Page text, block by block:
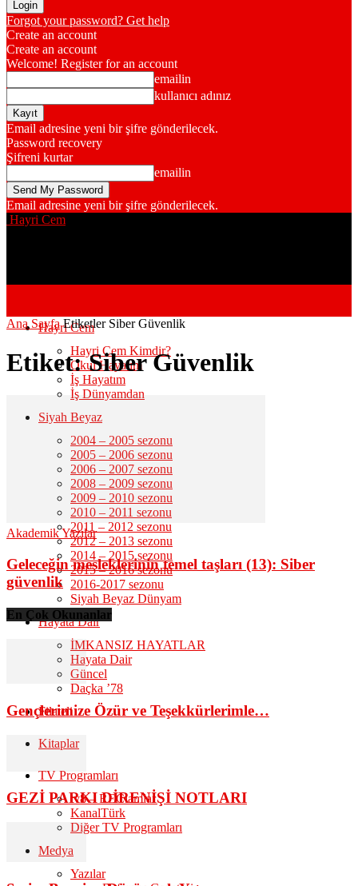
Forgot your password? Get help
Create an account
Create an account
Welcome! Register for an account
emailin
kullanıcı adınız
Email adresine yeni bir şifre gönderilecek.
Password recovery
Şifreni kurtar
emailin
Email adresine yeni bir şifre gönderilecek.
Hayri Cem
Hayri Cem
Hayri Cem Kimdir?
Okul Hayatım
İş Hayatım
İş Dünyamdan
Siyah Beyaz
2004 – 2005 sezonu
2005 – 2006 sezonu
2006 – 2007 sezonu
2008 – 2009 sezonu
2009 – 2010 sezonu
2010 – 2011 sezonu
2011 – 2012 sezonu
2012 – 2013 sezonu
2014 – 2015 sezonu
2015 – 2016 sezonu
2016-2017 sezonu
Siyah Beyaz Dünyam
Hayata Dair
İMKANSIZ HAYATLAR
Hayata Dair
Güncel
Daçka ’78
Filateli
Kitaplar
TV Programları
tv8 – REClamlar
KanalTürk
Diğer TV Programları
Medya
Yazılar
Ana Sayfa Etiketler Siber Güvenlik
Etiket: Siber Güvenlik
Akademik Yazılar
Geleceğin mesleklerinin temel taşları (13): Siber
güvenlik
En Çok Okunanlar
Gençlerimize Özür ve Teşekkürlerimle…
GEZİ PARKI DİRENİŞİ NOTLARI